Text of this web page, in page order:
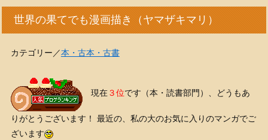
世界の果てでも漫画描き（ヤマザキマリ）
カテゴリー／本・古本・古書
現在３位です（本・読書部門）、どうもあ
りがとうございます！ 最近の、私の大のお気に入りのマンガでご
ざいます